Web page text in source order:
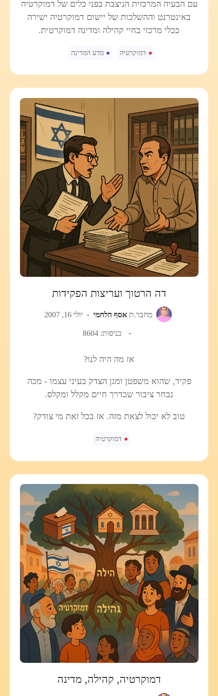
עם הבעיה המרכזית הניצבת בפני כלים של דמוקרטיה
באינטרנט וההשלכות של יישום דמוקרטיה ישירה
ככלי מרכזי בחיי קהילה ומדינה דמוקרטית.
דמוקרטיה מדע המדינה
דה הרטוך ועריצות הפקידות
מחבר.ת אסף הלחמי יולי 16, 2007
כניסות: 8604
אז מה היה לנו?
פקיד, שהוא משפטן ומגן הצדק בעיני עצמו - מכה
נבחר ציבור שכדרך חיים מקלל ומקלס.
טוב לא יכול לצאת מזה. אז בכל זאת מי צודק?
דמוקרטיה
דמוקרטיה, קהילה, מדינה